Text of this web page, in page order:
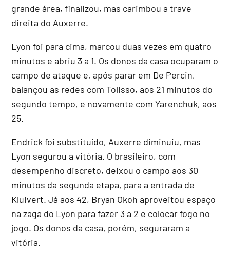
grande área, finalizou, mas carimbou a trave
direita do Auxerre.
Lyon foi para cima, marcou duas vezes em quatro
minutos e abriu 3 a 1. Os donos da casa ocuparam o
campo de ataque e, após parar em De Percin,
balançou as redes com Tolisso, aos 21 minutos do
segundo tempo, e novamente com Yarenchuk, aos
25.
Endrick foi substituído, Auxerre diminuiu, mas
Lyon segurou a vitória. O brasileiro, com
desempenho discreto, deixou o campo aos 30
minutos da segunda etapa, para a entrada de
Kluivert. Já aos 42, Bryan Okoh aproveitou espaço
na zaga do Lyon para fazer 3 a 2 e colocar fogo no
jogo. Os donos da casa, porém, seguraram a
vitória.